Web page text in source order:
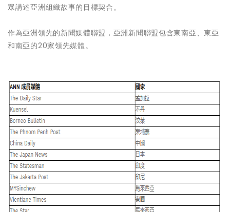
眾講述亞洲組織故事的目標契合。
作為亞洲領先的新聞媒體聯盟，亞洲新聞聯盟包含東南亞、東亞
和南亞的20家領先媒體。